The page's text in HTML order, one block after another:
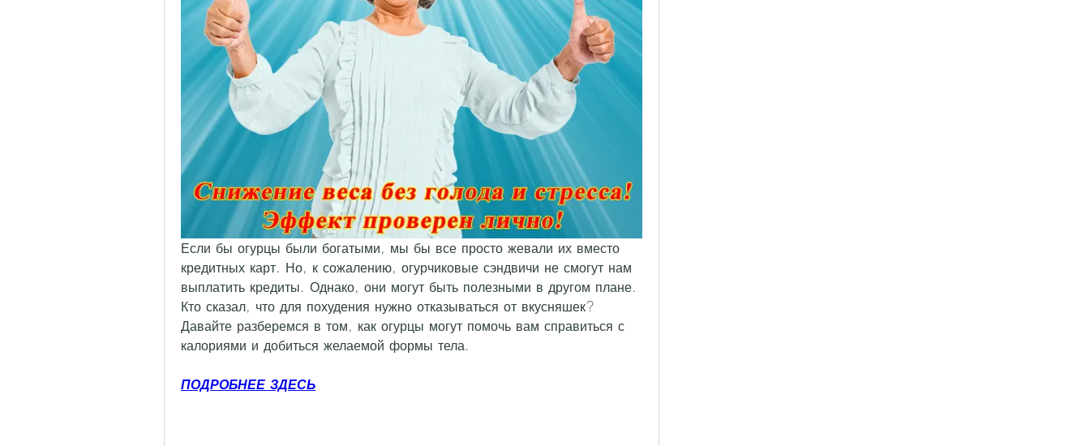
Если бы огурцы были богатыми, мы бы все просто жевали их вместо
кредитных карт. Но, к сожалению, огурчиковые сэндвичи не смогут нам
выплатить кредиты. Однако, они могут быть полезными в другом плане.
Кто сказал, что для похудения нужно отказываться от вкусняшек?
Давайте разберемся в том, как огурцы могут помочь вам справиться с
калориями и добиться желаемой формы тела.
ПОДРОБНЕЕ ЗДЕСЬ